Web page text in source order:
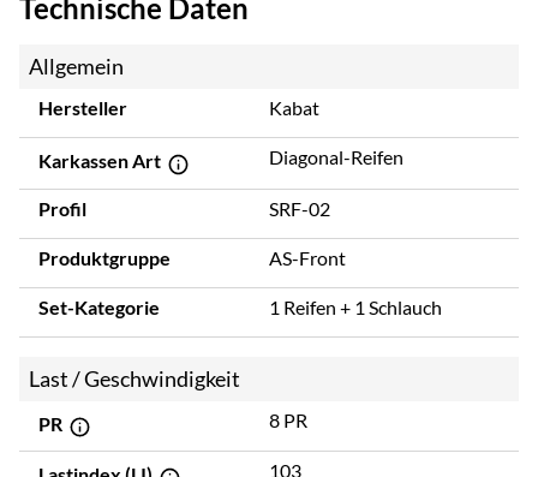
Technische Daten
Allgemein
Hersteller Kabat
Karkassen Art Diagonal-Reifen
Profil SRF-02
Produktgruppe AS-Front
Set-Kategorie 1 Reifen + 1 Schlauch
Last / Geschwindigkeit
PR 8 PR
103